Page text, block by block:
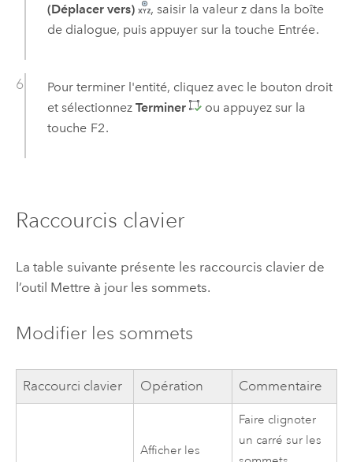
(Déplacer vers)
, saisir la valeur z dans la boîte
de dialogue, puis appuyer sur la touche Entrée.
Pour terminer l'entité, cliquez avec le bouton droit
et sélectionnez Terminer
ou appuyez sur la
touche F2.
Raccourcis clavier
La table suivante présente les raccourcis clavier de
l’outil Mettre à jour les sommets.
Modifier les sommets
Raccourci clavier Opération Commentaire
Afficher les
Faire clignoter
un carré sur les